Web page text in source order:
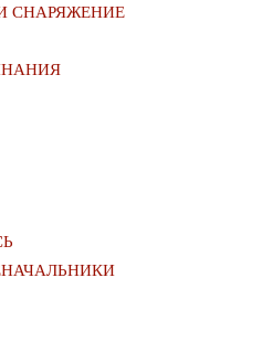
СНАРЯЖЕНИЕ